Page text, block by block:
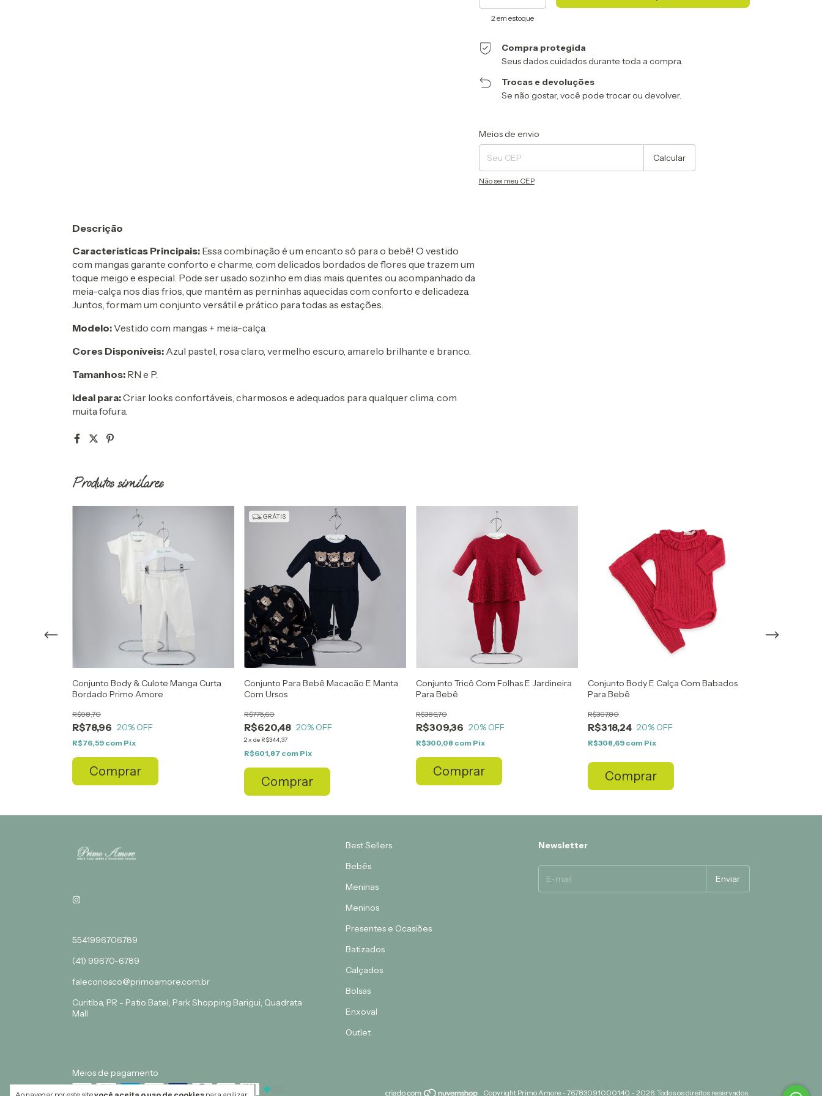
2 em estoque
Compra protegida
Seus dados cuidados durante toda a compra.
Trocas e devoluções
Se não gostar, você pode trocar ou devolver.
Entregas para o CEP:
Meios de envio
Calcular
Não sei meu CEP
Descrição
Características Principais: Essa combinação é um encanto só para o bebê! O vestido
com mangas garante conforto e charme, com delicados bordados de flores que trazem um
toque meigo e especial. Pode ser usado sozinho em dias mais quentes ou acompanhado da
meia-calça nos dias frios, que mantém as perninhas aquecidas com conforto e delicadeza.
Juntos, formam um conjunto versátil e prático para todas as estações.
Modelo:Vestido com mangas + meia-calça.
Cores Disponíveis: Azul pastel, rosa claro, vermelho escuro, amarelo brilhante e branco.
Tamanhos: RN e P.
Ideal para:Criar looks confortáveis, charmosos e adequados para qualquer clima, com
muita fofura.
Produtos similares
Conjunto Body & Culote Manga Curta
Bordado Primo Amore
R$78,96
R$98,70
20% OFF
R$76,59 com Pix
Comprar
GRÁTIS
Conjunto Para Bebê Macacão E Manta
Com Ursos
R$620,48
R$775,60
20% OFF
2x de R$344,37
R$601,87 com Pix
Comprar
Conjunto Tricô Com Folhas E Jardineira
Para Bebê
R$309,36
R$386,70
20% OFF
R$300,08 com Pix
Comprar
Conjunto Body E Calça Com Babados
Para Bebê
R$318,24
R$397,80
20% OFF
R$308,69 com Pix
Comprar
5541996706789
(41) 99670-6789
faleconosco@primoamore.com.br
Curitiba, PR - Patio Batel, Park Shopping Barigui, Quadrata
Mall
Best Sellers
Bebês
Meninas
Meninos
Presentes e Ocasiões
Batizados
Calçados
Bolsas
Enxoval
Outlet
Newsletter
Meios de pagamento
Copyright Primo Amore - 76783091000140 - 2026. Todos os direitos reservados.